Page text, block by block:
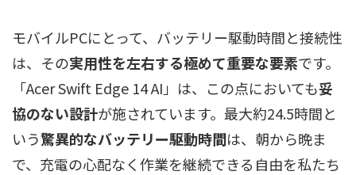
モバイルPCにとって、バッテリー駆動時間と接続性
は、その実用性を左右する極めて重要な要素です。
「Acer Swift Edge 14 AI」は、この点においても妥
協のない設計が施されています。最大約24.5時間と
いう驚異的なバッテリー駆動時間は、朝から晩ま
で、充電の心配なく作業を継続できる自由を私たち